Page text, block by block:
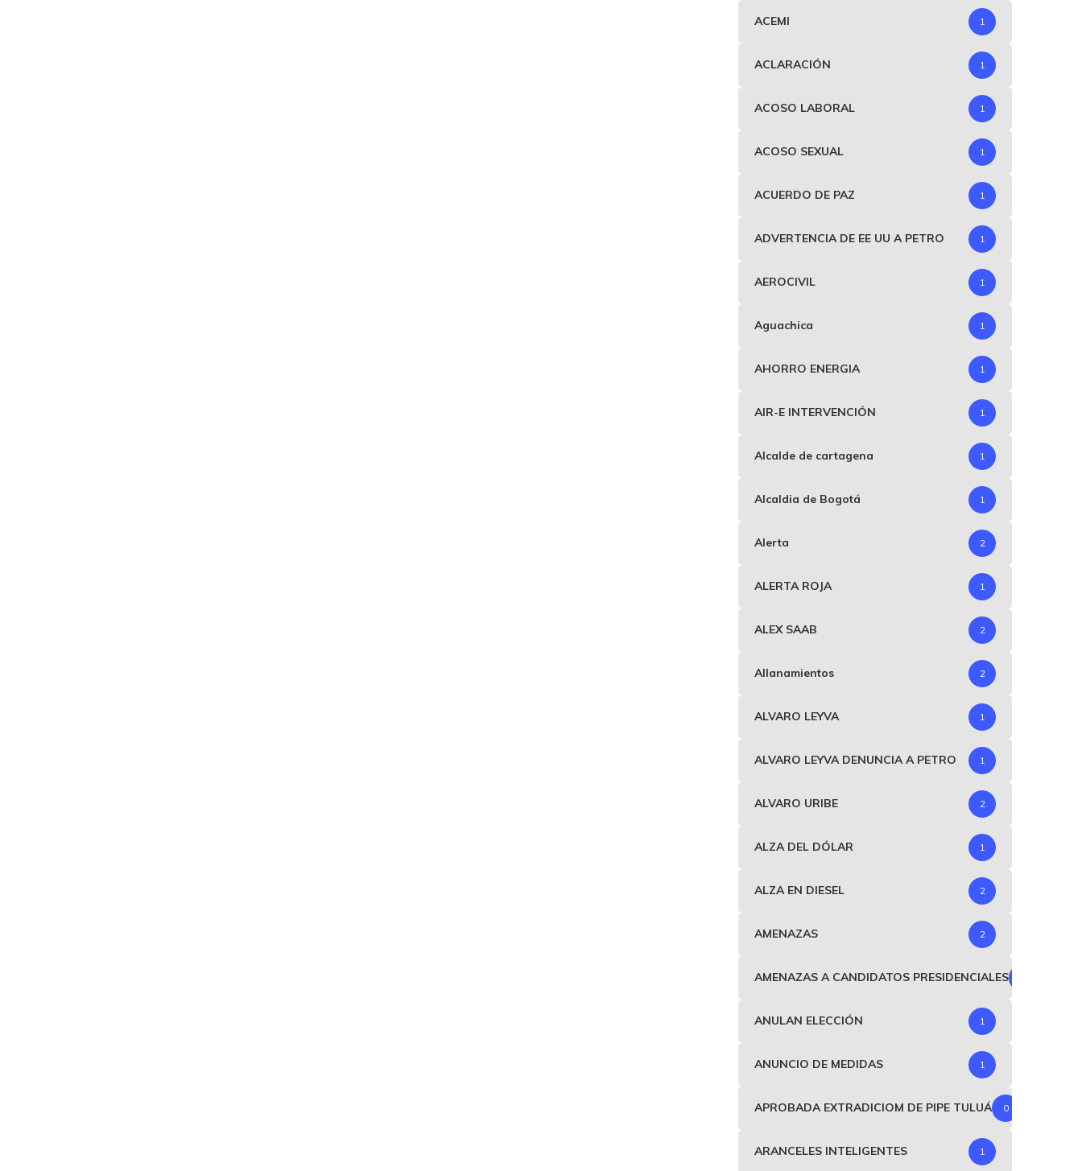
ACEMI 1
ACLARACIÓN 1
ACOSO LABORAL 1
ACOSO SEXUAL 1
ACUERDO DE PAZ 1
ADVERTENCIA DE EE UU A PETRO 1
AEROCIVIL 1
Aguachica 1
AHORRO ENERGIA 1
AIR-E INTERVENCIÓN 1
Alcalde de cartagena 1
Alcaldia de Bogotá 1
Alerta 2
ALERTA ROJA 1
ALEX SAAB 2
Allanamientos 2
ALVARO LEYVA 1
ALVARO LEYVA DENUNCIA A PETRO 1
ALVARO URIBE 2
ALZA DEL DÓLAR 1
ALZA EN DIESEL 2
AMENAZAS 2
AMENAZAS A CANDIDATOS PRESIDENCIALES
ANULAN ELECCIÓN 1
ANUNCIO DE MEDIDAS 1
APROBADA EXTRADICIOM DE PIPE TULUÁ 0
ARANCELES INTELIGENTES 1